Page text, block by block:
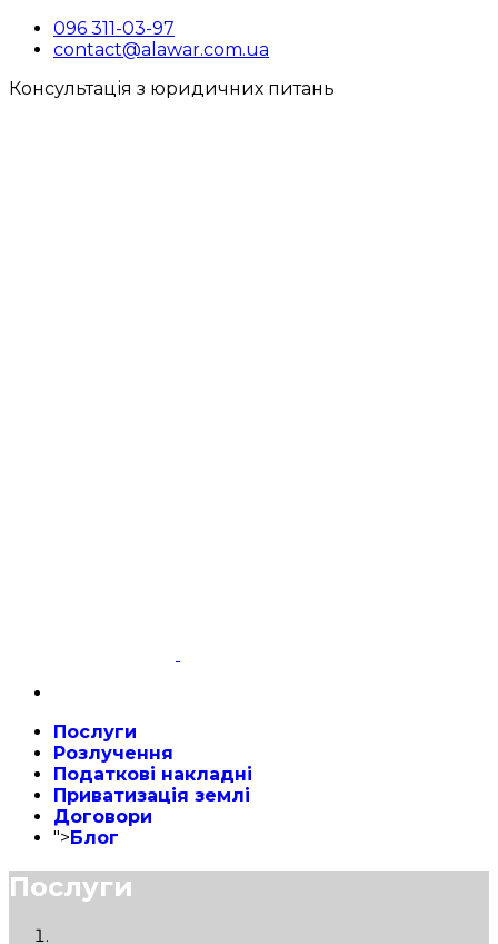
096 311-03-97
contact@alawar.com.ua
Консультація з юридичних питань
Послуги
Розлучення
Податкові накладні
Приватизація землі
Договори
">Блог
Послуги